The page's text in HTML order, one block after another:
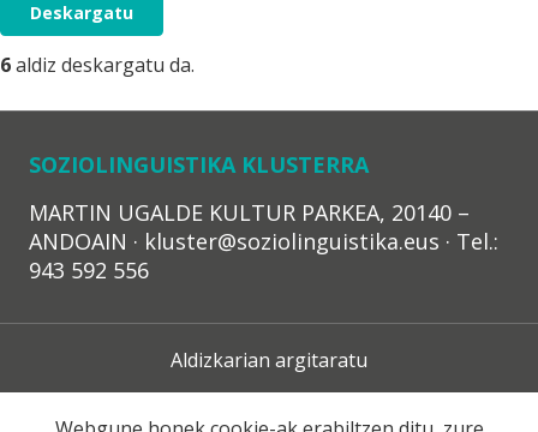
Deskargatu
6aldiz deskargatu da.
SOZIOLINGUISTIKA KLUSTERRA
MARTIN UGALDE KULTUR PARKEA, 20140 –
ANDOAIN · kluster@soziolinguistika.eus · Tel.:
943 592 556
Aldizkarian argitaratu
Lege Oharra